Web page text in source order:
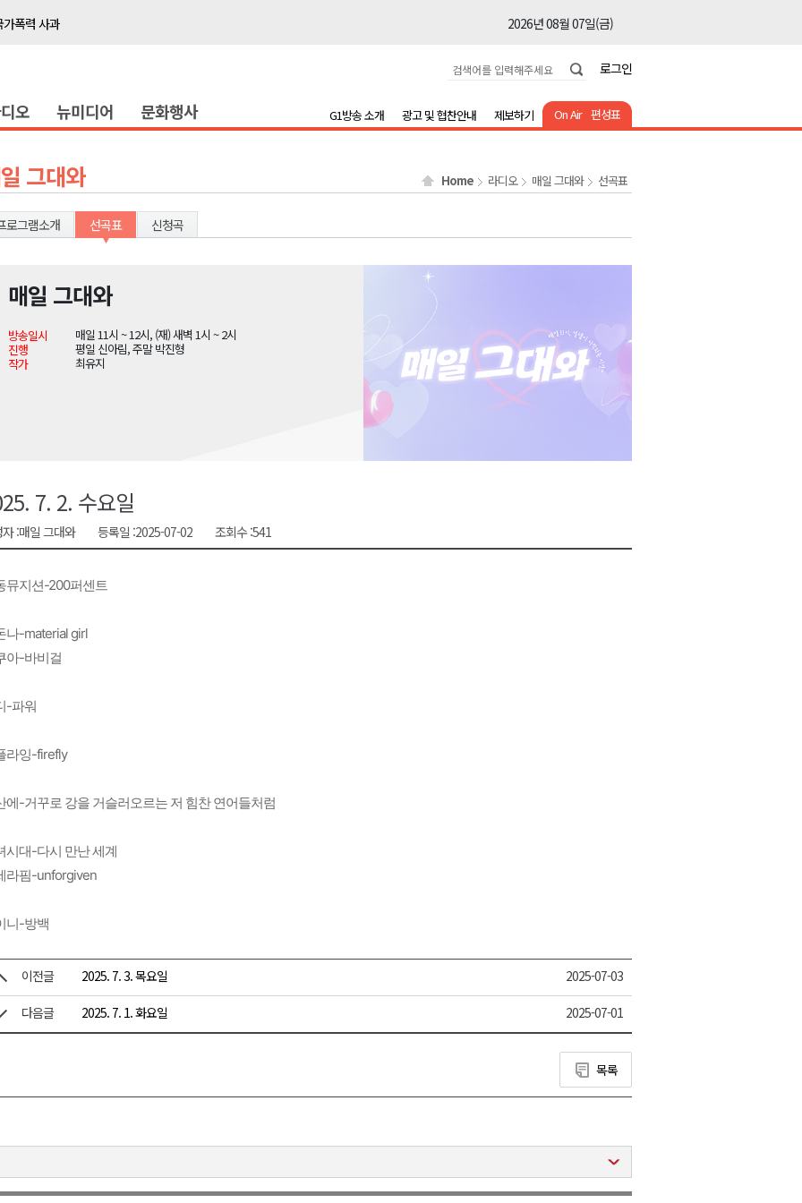
가폭력 사과
2026년 08월 07일(금)
2026년 08월 07일(금)
초청 특별 강연
2026년 08월 07일(금)
유치 건의
2026년 08월 07일(금)
공동체"
폭력 사과
목
2026년 08월 07일(금)
간담회
2026년 08월 07일(금)
2026년 08월 07일(금)
명 인사
로그인
오 뉴미디어 문화행사 On Air 편성표
G1방송 소개 광고 및 협찬안내 제보하기
그대와 Home 라디오 매일 그대와 선곡표
로그램소개 선곡표 신청곡
매일 그대와
방송일시
매일 11시 ~ 12시, (재) 새벽 1시 ~ 2시
진행
평일 신아림, 주말 박진형
작가
최유지
7. 2. 수요일
:매일 그대와 등록일 :2025-07-02 조회수 :541
뮤지션-200퍼센트
나-material girl
아-바비걸
-파워
라잉-firefly
에-거꾸로 강을 거슬러오르는 저 힘찬 연어들처럼
시대-다시 만난 세계
라핌-unforgiven
니-방백
이전글 2025. 7. 3. 목요일 2025-07-03
다음글 2025. 7. 1. 화요일 2025-07-01
목록